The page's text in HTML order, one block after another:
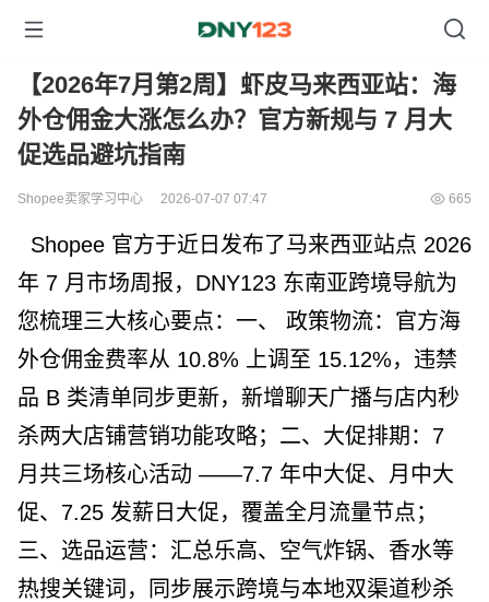
【2026年7月第2周】虾皮马来西亚站：海
外仓佣金大涨怎么办？官方新规与 7 月大
促选品避坑指南
Shopee卖家学习中心 2026-07-07 07:47 665
Shopee 官方于近日发布了马来西亚站点 2026
年 7 月市场周报，DNY123 东南亚跨境导航为
您梳理三大核心要点：一、 政策物流：官方海
外仓佣金费率从 10.8% 上调至 15.12%，违禁
品 B 类清单同步更新，新增聊天广播与店内秒
杀两大店铺营销功能攻略；二、 大促排期：7
月共三场核心活动 ——7.7 年中大促、月中大
促、7.25 发薪日大促，覆盖全月流量节点；
三、 选品运营：汇总乐高、空气炸锅、香水等
热搜关键词，同步展示跨境与本地双渠道秒杀